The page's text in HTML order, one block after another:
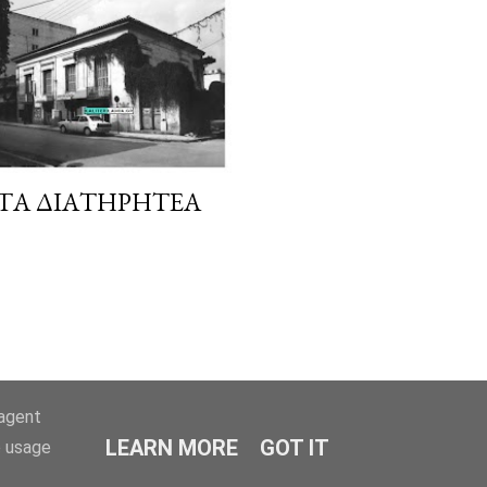
ΔΙΑΤΗΡΗΤΈΑ
LEARN MORE GOT IT